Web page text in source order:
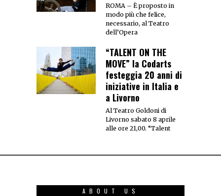
ROMA – È proposto in
modo più che felice,
necessario, al Teatro
dell’Opera
“TALENT ON THE
MOVE” la Codarts
festeggia 20 anni di
iniziative in Italia e
a Livorno
Al Teatro Goldoni di
Livorno sabato 8 aprile
alle ore 21,00. “Talent
ABOUT US